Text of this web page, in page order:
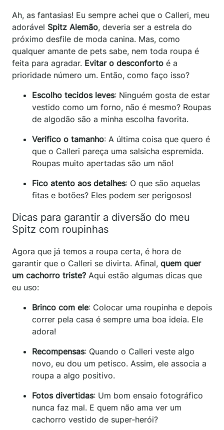
Ah, as fantasias! Eu sempre achei que o Calleri, meu
adorável Spitz Alemão, deveria ser a estrela do
próximo desfile de moda canina. Mas, como
qualquer amante de pets sabe, nem toda roupa é
feita para agradar. Evitar o desconforto é a
prioridade número um. Então, como faço isso?
Escolho tecidos leves: Ninguém gosta de estar
vestido como um forno, não é mesmo? Roupas
de algodão são a minha escolha favorita.
Verifico o tamanho: A última coisa que quero é
que o Calleri pareça uma salsicha espremida.
Roupas muito apertadas são um não!
Fico atento aos detalhes: O que são aquelas
fitas e botões? Eles podem ser perigosos!
Dicas para garantir a diversão do meu
Spitz com roupinhas
Agora que já temos a roupa certa, é hora de
garantir que o Calleri se divirta. Afinal, quem quer
um cachorro triste? Aqui estão algumas dicas que
eu uso:
Brinco com ele: Colocar uma roupinha e depois
correr pela casa é sempre uma boa ideia. Ele
adora!
Recompensas: Quando o Calleri veste algo
novo, eu dou um petisco. Assim, ele associa a
roupa a algo positivo.
Fotos divertidas: Um bom ensaio fotográfico
nunca faz mal. E quem não ama ver um
cachorro vestido de super-herói?